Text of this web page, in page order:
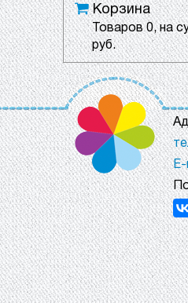
Корзина
Товаров0, на
руб.
E-